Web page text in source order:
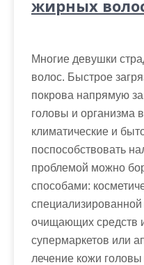
жирных
Многие девушки
волос. Быстрое
покрова напрямую
головы и организма
климатические и
поспособствовать
проблемой можно
способами:
очищающих средств
супермаркетов или
лечение кожи